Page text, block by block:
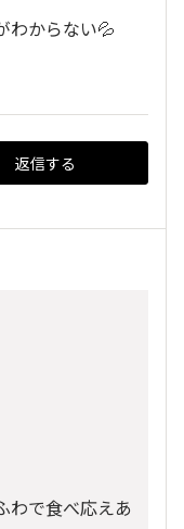
わからない💦
返信する
わで食べ応えあ